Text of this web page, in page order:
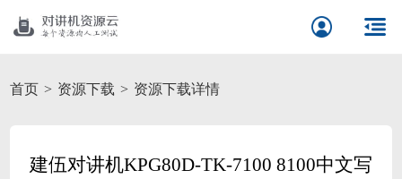
首页 资源下载 资源下载详情
建伍对讲机KPG80D-TK-7100 8100中文写